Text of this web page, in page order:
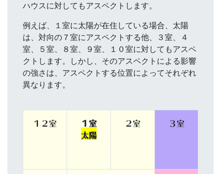
ハウスに対してもアスペクトします。
例えば、１室に太陽が在住している場合、太陽
は、対向の７室にアスペクトする他、３室、４
室、５室、８室、９室、１０室に対してもアスペ
クトします。しかし、そのアスペクトによる影響
の強さは、アスペクトする位置によってそれぞれ
異なります。
１２室
１室
太陽
２室 ３室